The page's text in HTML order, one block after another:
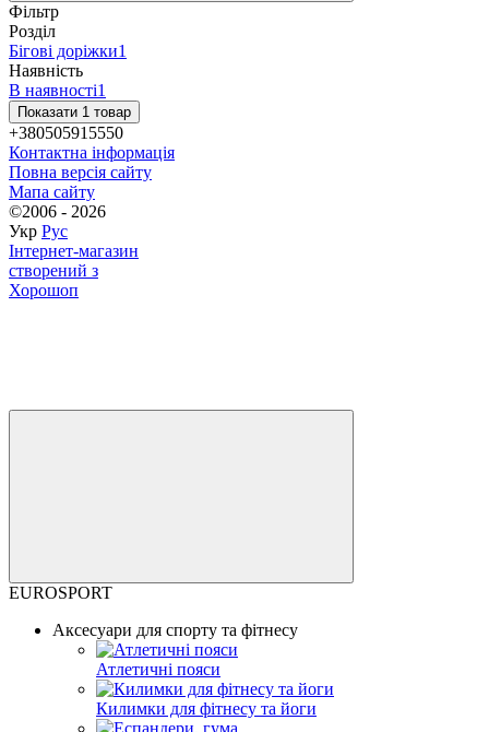
Фільтр
Розділ
Бігові доріжки1
Наявність
В наявності1
Показати 1 товар
+380505915550
Контактна інформація
Повна версія сайту
Мапа сайту
©2006 - 2026
Укр Рус
Інтернет-магазин
створений з
Хорошоп
EUROSPORT
Аксесуари для спорту та фітнесу
Атлетичні пояси
Килимки для фітнесу та йоги